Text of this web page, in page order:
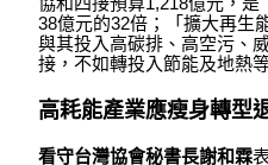
38億元的32倍；「擴大再生
與其投入高碳排、高空污、
接，不如轉投入節能及地熱
高耗能產業應瘦身轉型
看守台灣協會秘書長謝和霖